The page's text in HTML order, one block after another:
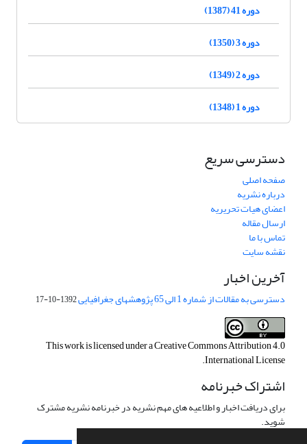
دوره 41 (1387)
دوره 3 (1350)
دوره 2 (1349)
دوره 1 (1348)
دسترسی سریع
صفحه اصلی
درباره نشریه
اعضای هیات تحریریه
ارسال مقاله
تماس با ما
نقشه سایت
آخرین اخبار
دسترسی به مقالات از شماره 1 الی 65 پژوهشهای جغرافیایی 1392-10-17
This work is licensed under aCreative Commons Attribution 4.0
International License
.
اشتراک خبرنامه
برای دریافت اخبار و اطلاعیه های مهم نشریه در خبرنامه نشریه مشترک
شوید.